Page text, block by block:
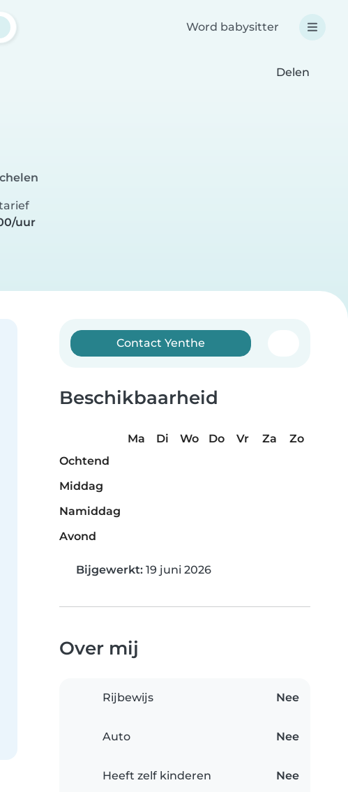
Word babysitter
Delen
uur
Contact Yenthe
Beschikbaarheid
Ma Di Wo Do Vr Za
Zo
Ochtend
Middag
Namiddag
Avond
Bijgewerkt: 19 juni 2026
Over mij
Rijbewijs Nee
Auto Nee
Heeft zelf kinderen Nee